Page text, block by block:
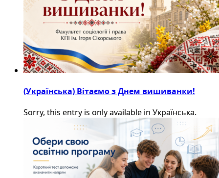
(Українська) Вітаємо з Днем вишиванки!
Sorry, this entry is only available in Українська.